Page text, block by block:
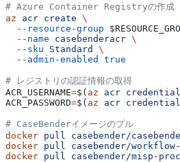
# Azure Container Registryの作成
az acr create \
  --resource-group
  --name
casebenderacr \
  --sku
Standard
\
  --admin-enabled
true
# レジストリの認証情報の取得
ACR_USERNAME=$( az acr credential
ACR_PASSWORD=$( az acr credential
# CaseBenderイメージのプル
docker pull
casebender/
docker pull
casebender/
docker pull casebender/misp-